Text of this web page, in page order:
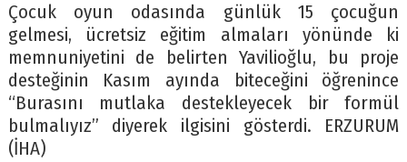
Çocuk oyun odasında günlük 15 çocuğun
gelmesi, ücretsiz eğitim almaları yönünde ki
memnuniyetini de belirten Yavilioğlu, bu proje
desteğinin Kasım ayında biteceğini öğrenince
“Burasını mutlaka destekleyecek bir formül
bulmalıyız” diyerek ilgisini gösterdi. ERZURUM
(İHA)